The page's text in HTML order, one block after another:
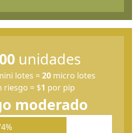
unidades
lotes =20 micro lotes
riesgo = $1 por pip
moderado